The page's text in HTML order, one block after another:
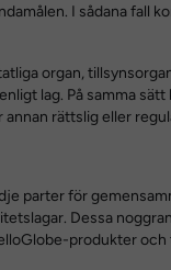
I sådana fall
organ,
lag. På samma
rättslig eller
parter för
Dessa
produkter och